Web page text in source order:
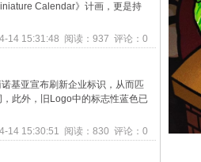
Calendar》计画，更是持
14 15:31:48 阅读：937 评论：0
基亚宣布刷新企业标识，从而匹
此外，旧Logo中的标志性蓝色已
14 15:30:51 阅读：830 评论：0